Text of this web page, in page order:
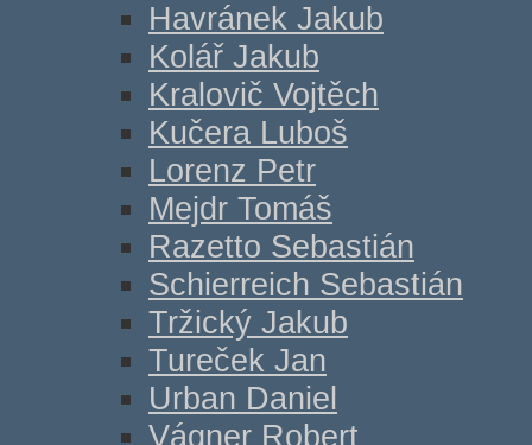
Havránek Jakub
Kolář Jakub
Kralovič Vojtěch
Kučera Luboš
Lorenz Petr
Mejdr Tomáš
Razetto Sebastián
Schierreich Sebastián
Tržický Jakub
Tureček Jan
Urban Daniel
Vágner Robert